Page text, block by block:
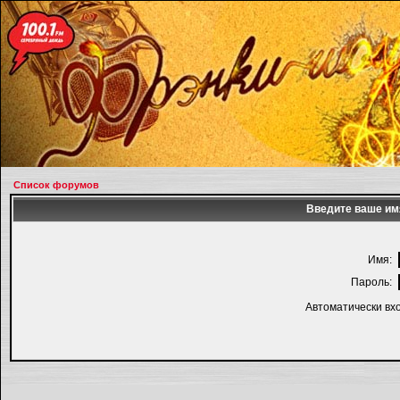
Список форумов
Введите ваше
Имя:
Пароль:
Автоматически